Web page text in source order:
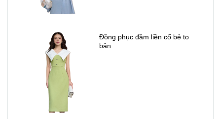
Đồng phục đầm liền cổ bẻ to
bản